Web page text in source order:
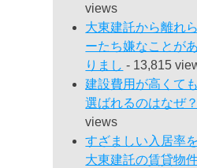
views
大東建託から離れ
ーたち嫌なことが
りまし - 13,815
建設費用が高くて
選ばれるのはなぜ？
views
すざましい入居率
大東建託の賃貸物